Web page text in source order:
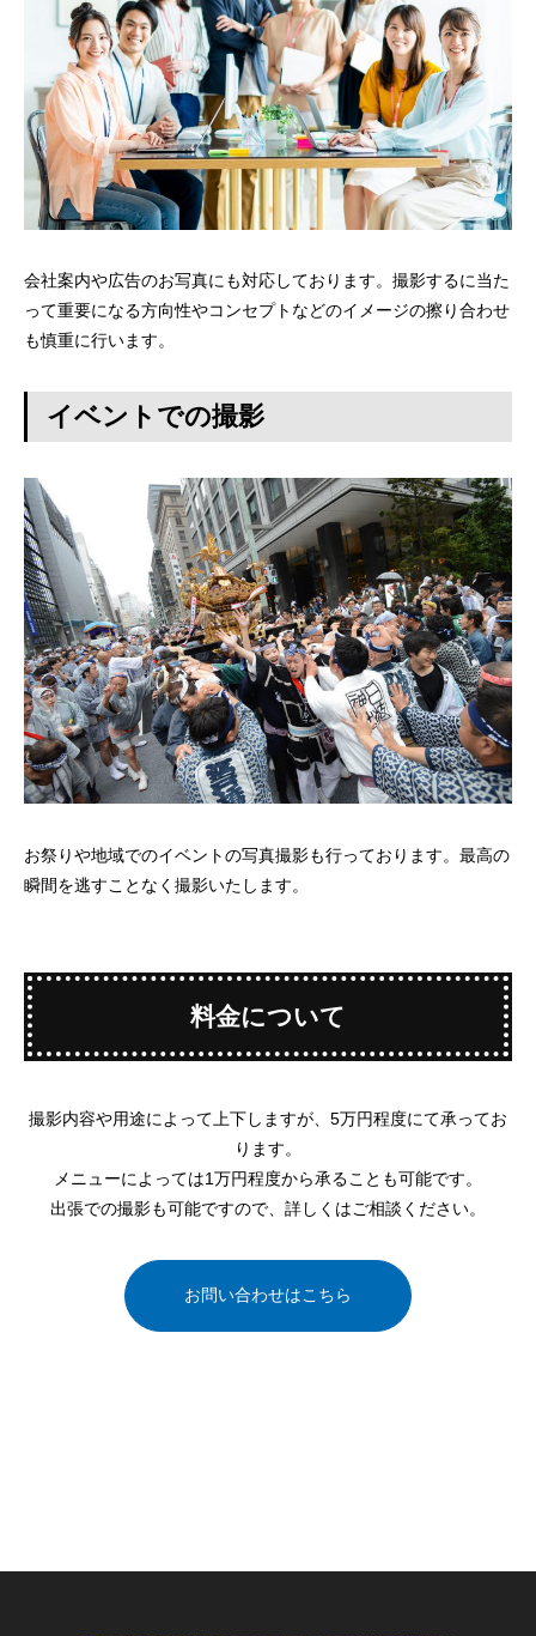
会社案内や広告のお写真にも対応しております。撮影するに当た
って重要になる方向性やコンセプトなどのイメージの擦り合わせ
も慎重に行います。
イベントでの撮影
お祭りや地域でのイベントの写真撮影も行っております。最高の
瞬間を逃すことなく撮影いたします。
料金について
撮影内容や用途によって上下しますが、5万円程度にて承ってお
ります。
メニューによっては1万円程度から承ることも可能です。
出張での撮影も可能ですので、詳しくはご相談ください。
お問い合わせはこちら